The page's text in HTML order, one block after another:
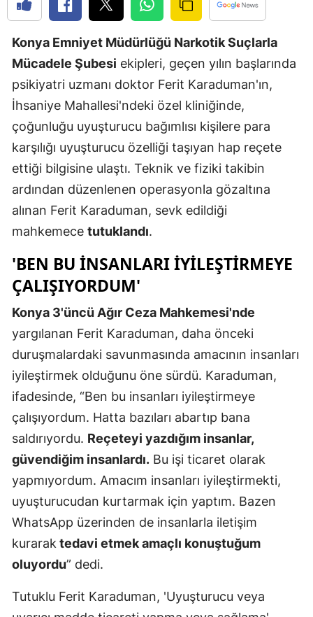
Edirne
Elazığ
Erzincan
Erzurum
Eskişehir
Gaziantep
Hatay
İstanbul
İzmir
Kayseri
Kırşehir
Kocaeli
Kütahya
Konya Emniyet Müdürlüğü Narkotik Suçlarla
Mücadele Şubesi ekipleri, geçen yılın başlarında
psikiyatri uzmanı doktor Ferit Karaduman'ın,
İhsaniye Mahallesi'ndeki özel kliniğinde,
çoğunluğu uyuşturucu bağımlısı kişilere para
karşılığı uyuşturucu özelliği taşıyan hap reçete
ettiği bilgisine ulaştı. Teknik ve fiziki takibin
ardından düzenlenen operasyonla gözaltına
alınan Ferit Karaduman, sevk edildiği
mahkemece tutuklandı.
'BEN BU INSANLARI IYILEŞTIRMEYE
ÇALIŞIYORDUM'
Konya 3'üncü Ağır Ceza Mahkemesi'nde
yargılanan Ferit Karaduman, daha önceki
duruşmalardaki savunmasında amacının insanları
iyileştirmek olduğunu öne sürdü. Karaduman,
ifadesinde, “Ben bu insanları iyileştirmeye
çalışıyordum. Hatta bazıları abartıp bana
saldırıyordu. Reçeteyi yazdığım insanlar,
güvendiğim insanlardı. Bu işi ticaret olarak
yapmıyordum. Amacım insanları iyileştirmekti,
uyuşturucudan kurtarmak için yaptım. Bazen
WhatsApp üzerinden de insanlarla iletişim
kurarak tedavi etmek amaçlı konuştuğum
oluyordu” dedi.
Tutuklu Ferit Karaduman, 'Uyuşturucu veya